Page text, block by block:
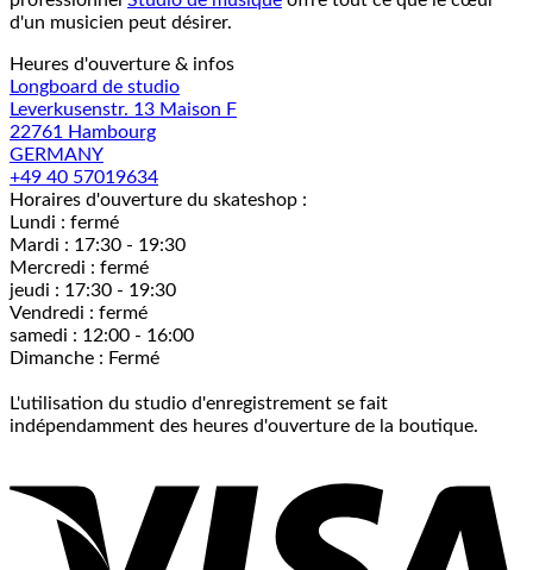
d'un musicien peut désirer.
Heures d'ouverture & infos
Longboard de studio
Leverkusenstr. 13 Maison F
22761 Hambourg
GERMANY
+49 40 57019634
Horaires d'ouverture du skateshop :
Lundi : fermé
Mardi : 17:30 - 19:30
Mercredi : fermé
jeudi : 17:30 - 19:30
Vendredi : fermé
samedi : 12:00 - 16:00
Dimanche : Fermé
L'utilisation du studio d'enregistrement se fait
indépendamment des heures d'ouverture de la boutique.